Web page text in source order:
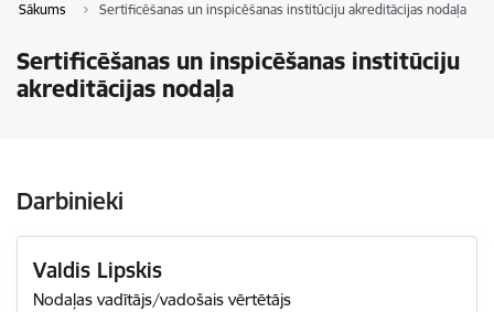
Sākums Sertificēšanas un inspicēšanas institūciju akreditācijas nodaļa
Sertificēšanas un inspicēšanas institūciju
akreditācijas nodaļa
Darbinieki
Valdis Lipskis
Nodaļas vadītājs/vadošais vērtētājs